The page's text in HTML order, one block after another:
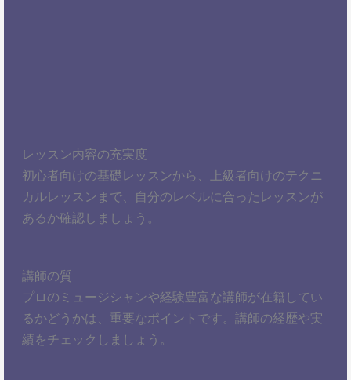
レッスン内容の充実度
初心者向けの基礎レッスンから、上級者向けのテクニ
カルレッスンまで、自分のレベルに合ったレッスンが
あるか確認しましょう。
講師の質
プロのミュージシャンや経験豊富な講師が在籍してい
るかどうかは、重要なポイントです。講師の経歴や実
績をチェックしましょう。